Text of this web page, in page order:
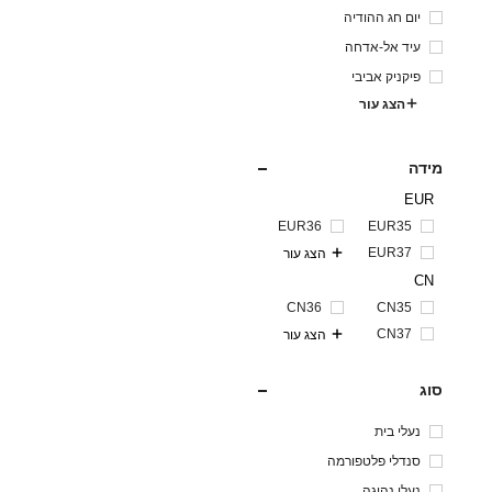
יום חג ההודיה
עיד אל-אדחה
פיקניק אביבי
הצג עור
מידה
EUR
EUR35
EUR36
EUR37
הצג עור
CN
CN35
CN36
CN37
הצג עור
סוג
נעלי בית
סנדלי פלטפורמה